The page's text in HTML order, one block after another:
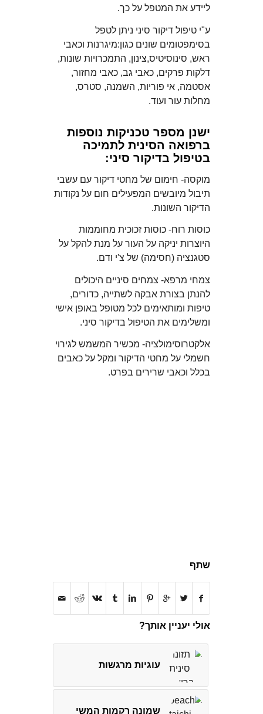
ליידע את המטפל על כך.
ע"י טיפול דיקור סיני ניתן לטפל
בסימפטומים שונים כגון:מיגרנות וכאבי
ראש, סינוסיטיס,צינון, התמכרויות שונות,
דלקות פרקים, כאבי גב, כאבי מחזור,
אסטמה, אי פוריות, השמנה, סטרס,
מחלות עור ועוד.
ישנן מספר טכניקות נוספות
ברפואה הסינית לתמיכה
בטיפול בדיקור סיני:
מוקסה- חימום של מחטי דיקור עם עשבי
תיבול מיובשים המפעילים חום על נקודות
הדיקור השונות.
כוסות רוח- כוסות זכוכית מחוממות
היוצרות יניקה על העור על מנת להקל על
סטגנציה (חסימה) של צ'י ודם.
צמחי מרפא- צמחים סיניים היכולים
להנתן בצורת אבקה לשתייה, כדורים,
טיפות ומותאימים לכל מטופל באופן אישי
ומשלימים את הטיפול בדיקור סיני.
אלקטרוסימולציה- מכשיר המשמש לגירוי
חשמלי על מחטי הדיקור ומקל על כאבים
בכלל וכאבי שרירים בפרט.
שתף
אולי יעניין אותך?
עוגיות מרגשות
שמונה רקמות המשי